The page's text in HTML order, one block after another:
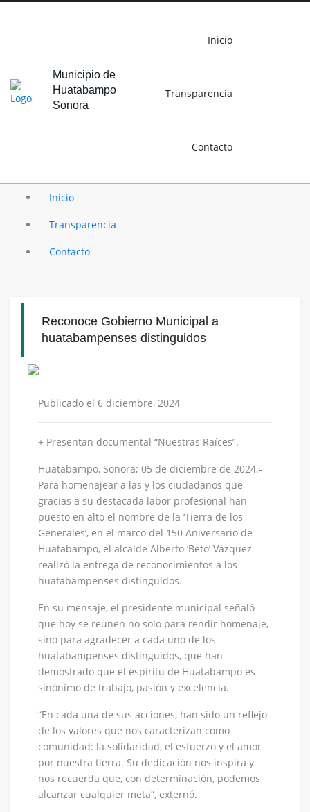
Municipio de
Huatabampo
Sonora
Inicio
Transparencia
Contacto
Inicio
Transparencia
Contacto
Reconoce Gobierno Municipal a
huatabampenses distinguidos
Publicado el 6 diciembre, 2024
+ Presentan documental “Nuestras Raíces”.
Huatabampo, Sonora; 05 de diciembre de 2024.-
Para homenajear a las y los ciudadanos que
gracias a su destacada labor profesional han
puesto en alto el nombre de la ‘Tierra de los
Generales’, en el marco del 150 Aniversario de
Huatabampo, el alcalde Alberto ‘Beto’ Vázquez
realizó la entrega de reconocimientos a los
huatabampenses distinguidos.
En su mensaje, el presidente municipal señaló
que hoy se reúnen no solo para rendir homenaje,
sino para agradecer a cada uno de los
huatabampenses distinguidos, que han
demostrado que el espíritu de Huatabampo es
sinónimo de trabajo, pasión y excelencia.
“En cada una de sus acciones, han sido un reflejo
de los valores que nos caracterizan como
comunidad: la solidaridad, el esfuerzo y el amor
por nuestra tierra. Su dedicación nos inspira y
nos recuerda que, con determinación, podemos
alcanzar cualquier meta”, externó.